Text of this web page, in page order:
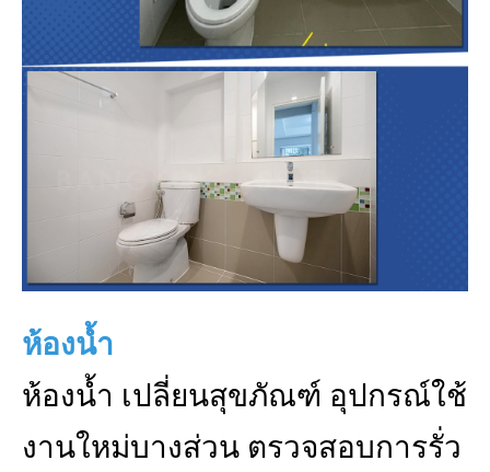
ห้องน้ำ
ห้องน้ำ เปลี่ยนสุขภัณฑ์ อุปกรณ์ใช้
งานใหม่บางส่วน ตรวจสอบการรั่ว